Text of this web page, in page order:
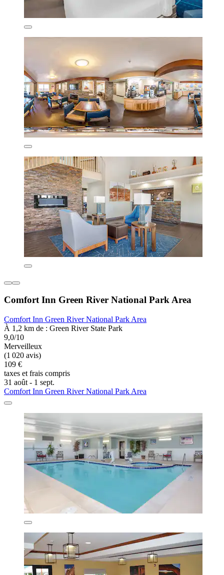
Comfort Inn Green River National Park Area
Comfort Inn Green River National Park Area
À 1,2 km de : Green River State Park
9,0/10
Merveilleux
(1 020 avis)
109 €
taxes et frais compris
31 août - 1 sept.
Comfort Inn Green River National Park Area